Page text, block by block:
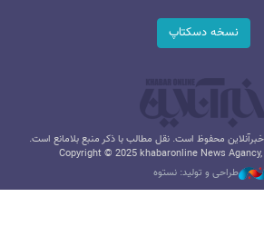
نسخه دسکتاپ
محفوظ است. نقل مطالب با ذکر منبع بلامانع است.
Copyright © 2025 khabaronline News
طراحی و تولید: نستوه